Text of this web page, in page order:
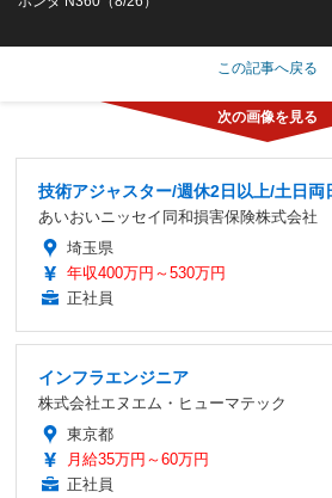
この記事へ戻る
技術アジャスター/週休2日以上/土日両
あいおいニッセイ同和損害保険株式会社
埼玉県
年収400万円～530万円
正社員
インフラエンジニア
株式会社エヌエム・ヒューマテック
東京都
月給35万円～60万円
正社員